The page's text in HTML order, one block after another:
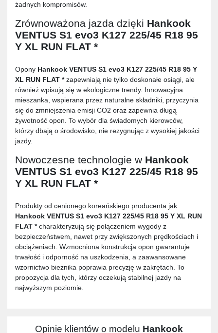
żadnych kompromisów.
Zrównoważona jazda dzięki Hankook
VENTUS S1 evo3 K127 225/45 R18 95
Y XL RUN FLAT *
Opony Hankook VENTUS S1 evo3 K127 225/45 R18 95 Y
XL RUN FLAT *zapewniają nie tylko doskonałe osiągi, ale
również wpisują się w ekologiczne trendy. Innowacyjna
mieszanka, wspierana przez naturalne składniki, przyczynia
się do zmniejszenia emisji CO2 oraz zapewnia długą
żywotność opon. To wybór dla świadomych kierowców,
którzy dbają o środowisko, nie rezygnując z wysokiej jakości
jazdy.
Nowoczesne technologie w Hankook
VENTUS S1 evo3 K127 225/45 R18 95
Y XL RUN FLAT *
Produkty od cenionego koreańskiego producenta jak
Hankook VENTUS S1 evo3 K127 225/45 R18 95 Y XL RUN
FLAT *charakteryzują się połączeniem wygody z
bezpieczeństwem, nawet przy zwiększonych prędkościach i
obciążeniach. Wzmocniona konstrukcja opon gwarantuje
trwałość i odporność na uszkodzenia, a zaawansowane
wzornictwo bieżnika poprawia precyzję w zakrętach. To
propozycja dla tych, którzy oczekują stabilnej jazdy na
najwyższym poziomie.
Opinie klientów o modelu Hankook